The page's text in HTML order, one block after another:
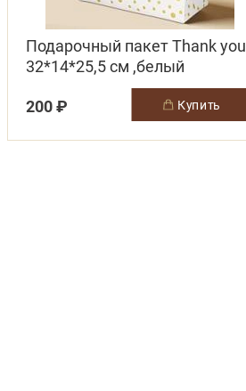
Подарочный пакет Thank you
32*14*25,5 см ,белый
200 ₽
купить